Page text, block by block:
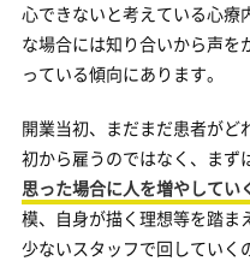
心できないと考えている心療
な場合には知り合いから声を
っている傾向にあります。
開業当初、まだまだ患者がど
初から雇うのではなく、まず
思った場合に人を増やしてい
模、自身が描く理想等を踏ま
少ないスタッフで回していく